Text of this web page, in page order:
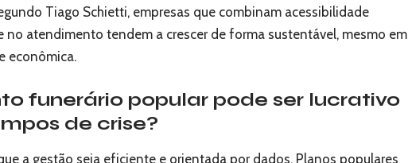
Tiago Schietti, empresas que combinam acessibilidade
atendimento tendem a crescer de forma sustentável, mesmo em
econômica.
funerário popular pode ser lucrativo
de crise?
a gestão seja eficiente e orientada por dados. Planos populares